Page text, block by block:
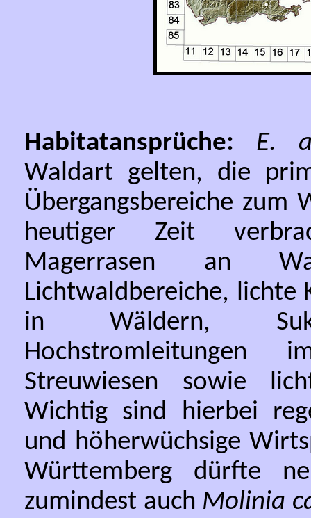
Habitatansprüche:
E.
Waldart gelten, die
Übergangsbereiche zum
heutiger Zeit
Magerrasen an
Lichtwaldbereiche, lichte
in Wäldern,
Streuwiesen sowie
Wichtig sind hierbei
und höherwüchsige
Württemberg dürfte
zumindest auch Molinia